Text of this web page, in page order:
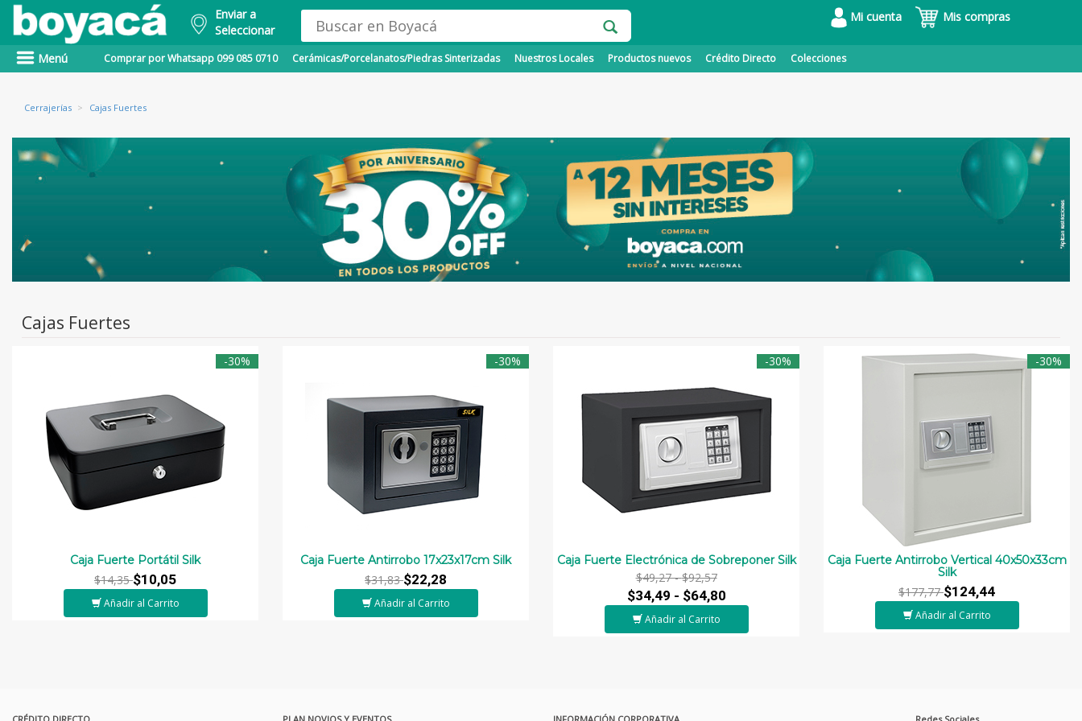
Enviar a
Seleccionar
Mi cuenta Mis compras
Menú Comprar por Whatsapp 099 085 0710 Cerámicas/Porcelanatos/Piedras Sinterizadas Nuestros Locales Productos nuevos Crédito Directo Colecciones
Cerrajerías > Cajas Fuertes
Cajas Fuertes
-30%
Caja Fuerte Portátil Silk
$14,35$10,05
Añadir al Carrito
-30%
Caja Fuerte Antirrobo 17x23x17cm Silk
$31,83$22,28
Añadir al Carrito
-30%
Caja Fuerte Electrónica de Sobreponer Silk
$49,27 -$92,57
$34,49 - $64,80
Añadir al Carrito
-30%
Caja Fuerte Antirrobo Vertical 40x50x33cm
Silk
$177,77$124,44
Añadir al Carrito